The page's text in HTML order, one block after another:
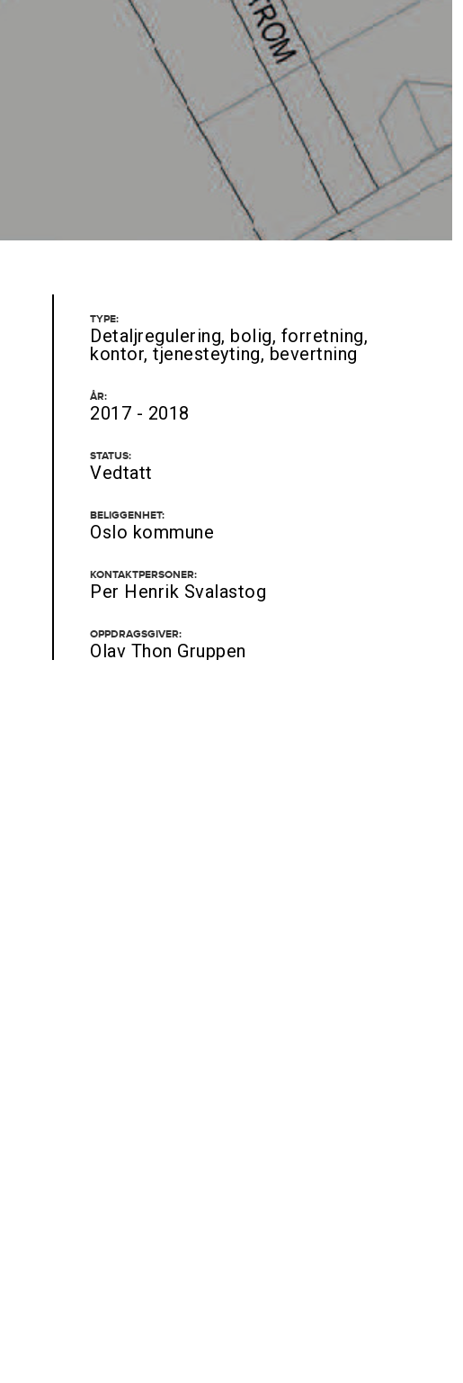
TYPE:
Detaljregulering, bolig, forretning,
kontor, tjenesteyting, bevertning
ÅR:
2017 - 2018
STATUS:
Vedtatt
BELIGGENHET:
Oslo kommune
KONTAKTPERSONER:
Per Henrik Svalastog
OPPDRAGSGIVER:
Olav Thon Gruppen